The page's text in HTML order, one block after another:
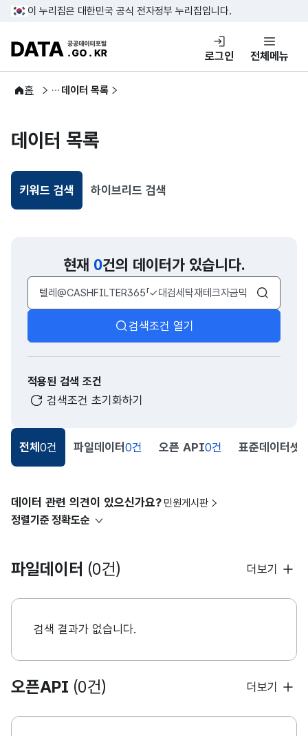
콘텐츠 바로가기
푸터 바로가기
이 누리집은 대한민국 공식 전자정부 누리집입니다.
DATA.GO.KR 공공데이터포털
로그인 전체메뉴
홈
공공데이터 데이터 목록
데이터 목록
키워드 검색
선택됨
하이브리드 검색
현재 0건의 데이터가 있습니다.
검색어 입력창
검색
검색조건 열기
적용된 검색 조건
검색조건 초기화하기
전체 0건 파일데이터 0건 오픈 API0건 표준데이터셋
데이터 관련 의견이 있으신가요? 민원게시판
정렬기준 정확도순
파일데이터 (0건) 더보기
검색 결과가 없습니다.
오픈API (0건) 더보기